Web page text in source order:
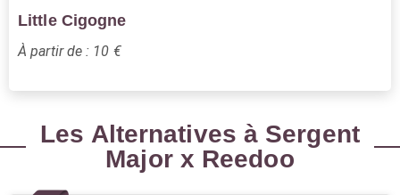
Little Cigogne
À partir de : 10 €
Les Alternatives à Sergent
Major x Reedoo